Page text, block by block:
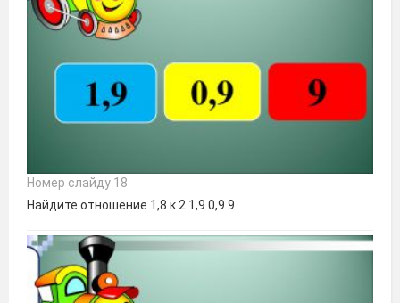
Номер слайду 18
Найдите отношение 1,8 к 2 1,9 0,9 9